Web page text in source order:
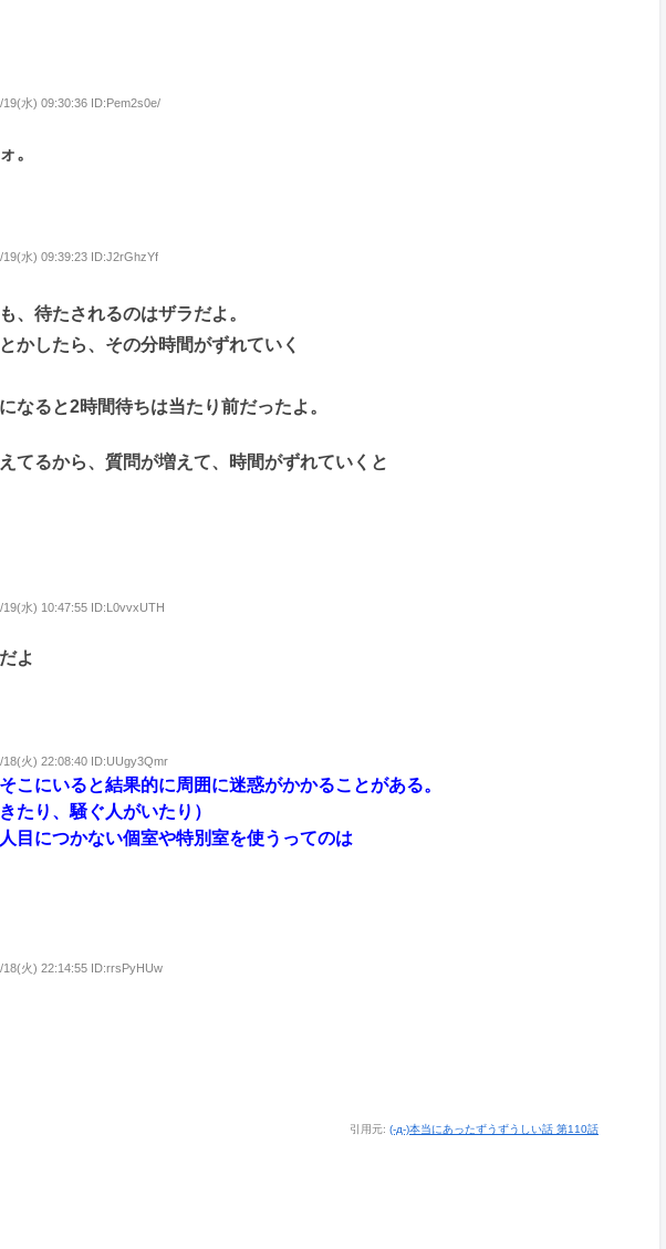
19(水) 09:30:36 ID:Pem2s0e/
。
19(水) 09:39:23 ID:J2rGhzYf
、待たされるのはザラだよ。
かしたら、その分時間がずれていく
なると2時間待ちは当たり前だったよ。
てるから、質問が増えて、時間がずれていくと
19(水) 10:47:55 ID:L0vvxUTH
よ
18(火) 22:08:40 ID:UUgy3Qmr
こにいると結果的に周囲に迷惑がかかることがある。
たり、騒ぐ人がいたり）
目につかない個室や特別室を使うってのは
18(火) 22:14:55 ID:rrsPyHUw
引用元: (-д-)本当にあったずうずうしい話 第110話